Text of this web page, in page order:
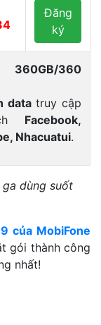
Đăng
ký
360GB/360
data truy cập
Facebook,
Nhacuatui.
ga dùng suốt
của MobiFone
gói thành công
nhất!